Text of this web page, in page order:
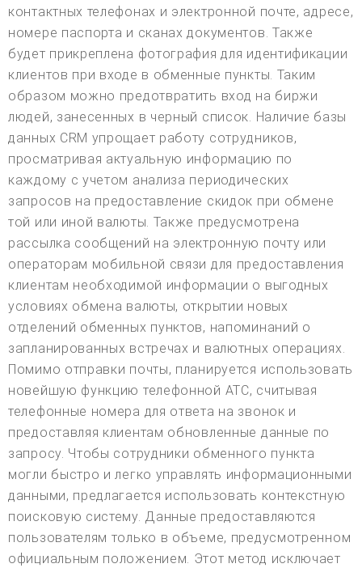
контактных телефонах и электронной почте, адресе,
номере паспорта и сканах документов. Также
будет прикреплена фотография для идентификации
клиентов при входе в обменные пункты. Таким
образом можно предотвратить вход на биржи
людей, занесенных в черный список. Наличие базы
данных CRM упрощает работу сотрудников,
просматривая актуальную информацию по
каждому с учетом анализа периодических
запросов на предоставление скидок при обмене
той или иной валюты. Также предусмотрена
рассылка сообщений на электронную почту или
операторам мобильной связи для предоставления
клиентам необходимой информации о выгодных
условиях обмена валюты, открытии новых
отделений обменных пунктов, напоминаний о
запланированных встречах и валютных операциях.
Помимо отправки почты, планируется использовать
новейшую функцию телефонной АТС, считывая
телефонные номера для ответа на звонок и
предоставляя клиентам обновленные данные по
запросу. Чтобы сотрудники обменного пункта
могли быстро и легко управлять информационными
данными, предлагается использовать контекстную
поисковую систему. Данные предоставляются
пользователям только в объеме, предусмотренном
официальным положением. Этот метод исключает